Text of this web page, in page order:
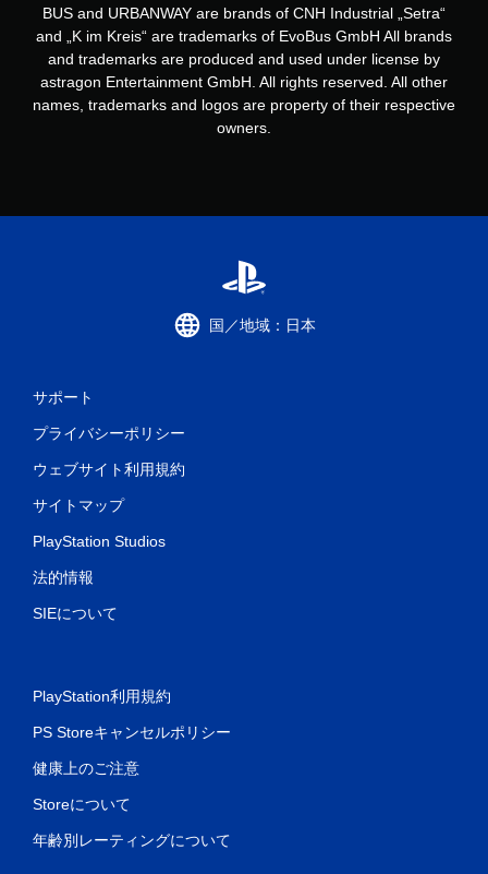
BUS and URBANWAY are brands of CNH Industrial „Setra“
and „K im Kreis“ are trademarks of EvoBus GmbH All brands
and trademarks are produced and used under license by
astragon Entertainment GmbH. All rights reserved. All other
names, trademarks and logos are property of their respective
owners.
国／地域：日本
サポート
プライバシーポリシー
ウェブサイト利用規約
サイトマップ
PlayStation Studios
法的情報
SIEについて
PlayStation利用規約
PS Storeキャンセルポリシー
健康上のご注意
Storeについて
年齢別レーティングについて